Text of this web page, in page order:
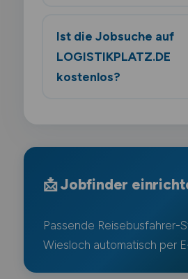
Ist die Jobsuche auf
LOGISTIKPLATZ.DE
kostenlos?
📩 Jobfinder
Passende Reisebusfahrer-
Wiesloch automatisch per